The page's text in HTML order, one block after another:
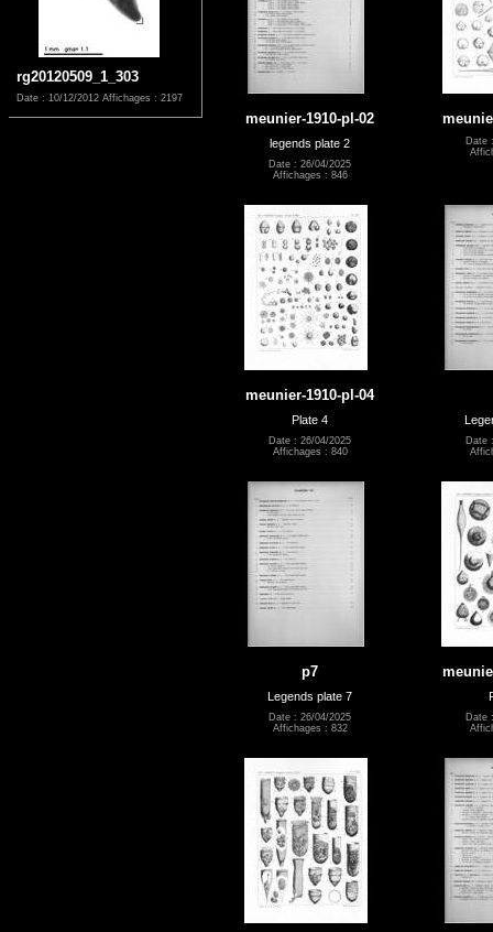
rg20120509_1_303
Date : 10/12/2012 Affichages : 2197
meunier-1910-pl-02
legends plate 2
Date : 26/04/2025
Affichages : 846
Date
meunier-1910-pl-04
Plate 4
Date : 26/04/2025
Affichages : 840
Date
p7
Legends plate 7
Date : 26/04/2025
Affichages : 832
Date